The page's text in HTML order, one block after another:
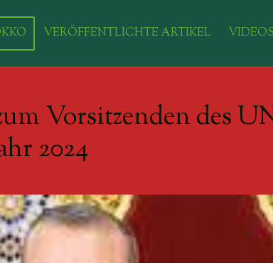
VERÖFFENTLICHTE ARTIKEL VIDEOS
Vorsitzenden des
2024